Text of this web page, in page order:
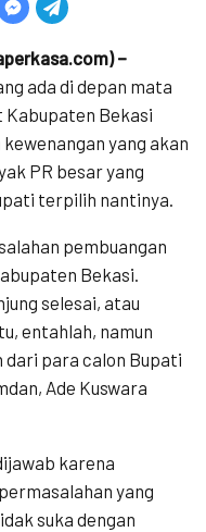
–
ada di depan mata
Bekasi
yang akan
PR besar yang
terpilih nantinya.
pembuangan
Bekasi.
selesai, atau
entahlah, namun
dari para calon Bupati
Ade Kuswara
karena
yang
suka dengan